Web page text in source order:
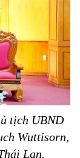
tịch UBND
Wuttisorn,
Lan.